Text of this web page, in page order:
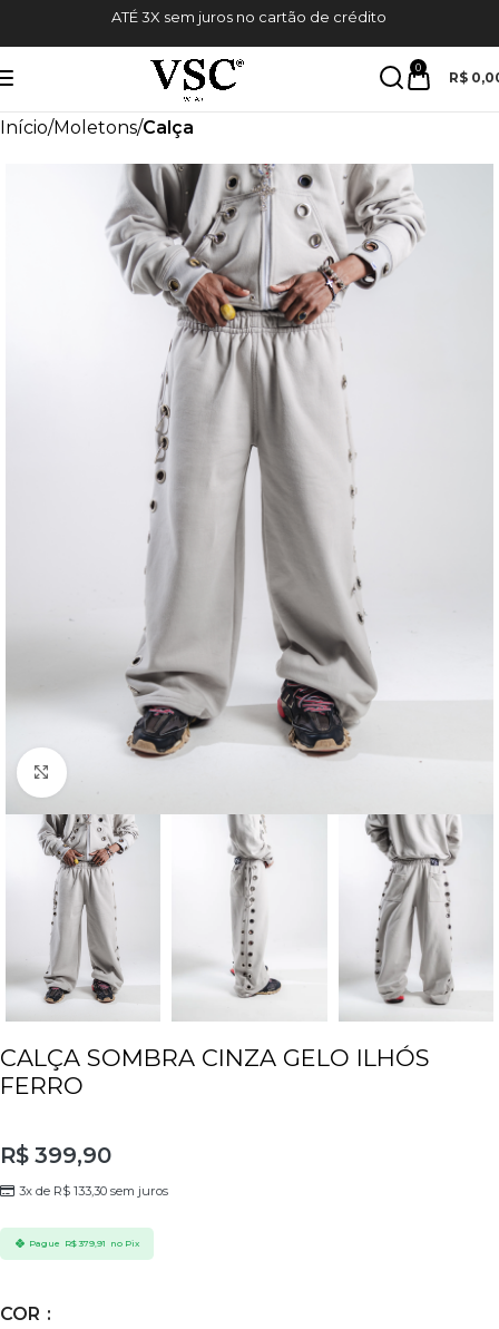
10%OFF NA PRIMEIRA COMPRA
0
R$
Início Moletons Calça
Clique para ampliar
CALÇA SOMBRA CINZA GELO ILHÓS
FERRO
R$ 399,90
3x de R$ 133,30 sem juros
Pague R$379,91 no Pix
COR